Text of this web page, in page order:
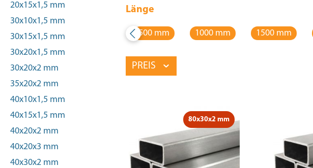
20x15x1,5 mm
30x10x1,5 mm
30x15x1,5 mm
30x20x1,5 mm
30x20x2 mm
35x20x2 mm
40x10x1,5 mm
40x15x1,5 mm
40x20x2 mm
40x20x3 mm
40x30x2 mm
Länge
500 mm 1000 mm 1500 mm
PREIS
80x30x2 mm